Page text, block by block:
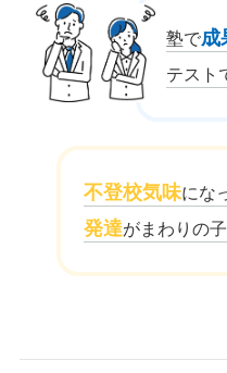
塾で成
テスト
不登校気味にな
発達がまわりの